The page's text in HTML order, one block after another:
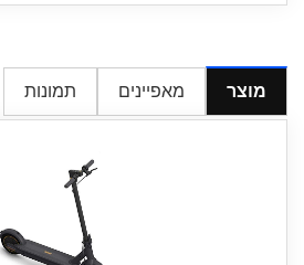
מוצר מאפיינים תמונות